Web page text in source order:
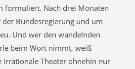
formuliert. Nach drei Monaten
der Bundesregierung und um
Und wer den wandelnden
beim Wort nimmt, weiß
irrationale Theater ohnehin nur